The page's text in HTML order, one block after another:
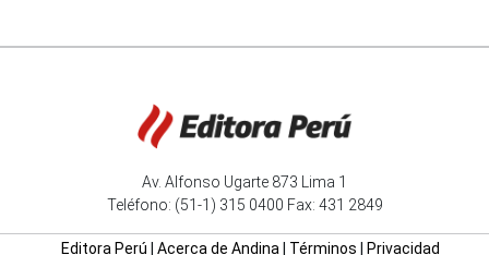
Av. Alfonso Ugarte 873 Lima 1
Teléfono: (51-1) 315 0400 Fax: 431 2849
Editora Perú Acerca de Andina| Términos Privacidad